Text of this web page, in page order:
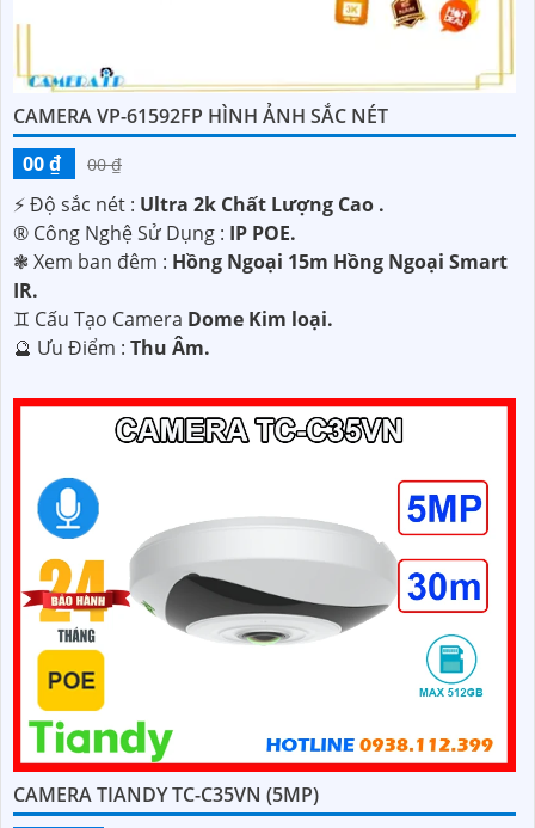
CAMERA VP-61592FP HÌNH ẢNH SẮC NÉT
00 ₫
00 ₫
️⚡ Độ sắc nét : Ultra 2k Chất Lượng Cao .
®️ Công Nghệ Sử Dụng : IP POE.
❃ Xem ban đêm : Hồng Ngoại 15m Hồng Ngoại Smart
IR.
♊ Cấu Tạo Camera Dome Kim loại.
️🔮 Ưu Điểm : Thu Âm.
CAMERA TIANDY TC-C35VN (5MP)